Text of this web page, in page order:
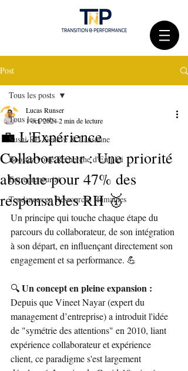
Post
Tous les posts
Sushi RH Genève & Lausanne
Boostez votre Recherche d'Emploi
Entrepreneuriat
Tendances en Ressources Humaines
Tous les posts
💼 L'Expérience
Collaborateur : Une priorité
absolue pour 47% des
responsables RH 🥇
Lucas Runser
1 oct. 20242 min de lecture
Un principe qui touche chaque étape du
parcours du collaborateur, de son intégration
à son départ, en influençant directement son
engagement et sa performance. 💪
🔍 Un concept en pleine expansion :
Depuis que Vineet Nayar (expert du
management d’entreprise) a introduit l'idée
de "symétrie des attentions" en 2010, liant
expérience collaborateur et expérience
client, ce paradigme s'est largement